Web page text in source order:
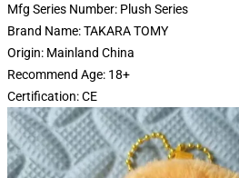
Mfg Series Number: Plush Series
Brand Name:TAKARA TOMY
Origin: Mainland China
Recommend Age: 18+
Certification:CE